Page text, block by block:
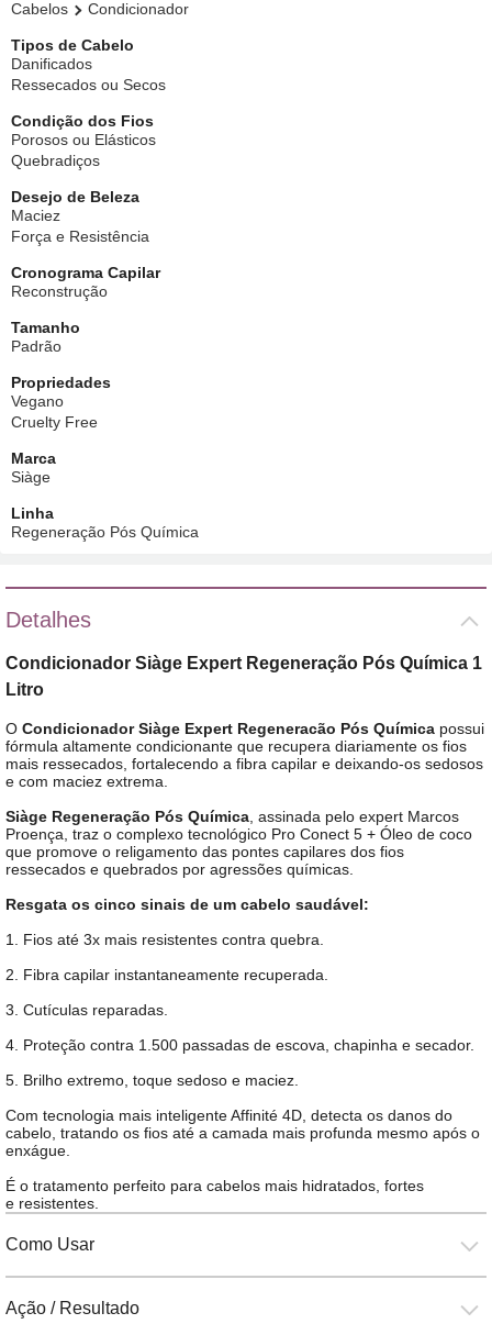
Cabelos
Condicionador
Tipos de Cabelo
Danificados
Ressecados ou Secos
Condição dos Fios
Porosos ou Elásticos
Quebradiços
Desejo de Beleza
Maciez
Força e Resistência
Cronograma Capilar
Reconstrução
Tamanho
Padrão
Propriedades
Vegano
Cruelty Free
Marca
Siàge
Linha
Regeneração Pós Química
Detalhes
Condicionador Siàge Expert Regeneração Pós Química 1
Litro
O Condicionador Siàge Expert Regeneracão Pós Química possui
fórmula altamente condicionante que recupera diariamente os fios
mais ressecados, fortalecendo a fibra capilar e deixando-os sedosos
e com maciez extrema.
Siàge Regeneração Pós Química , assinada pelo expert Marcos
Proença, traz o complexo tecnológico Pro Conect 5 + Óleo de coco
que promove o religamento das pontes capilares dos fios
ressecados e quebrados por agressões químicas.
Resgata os cinco sinais de um cabelo saudável:
1. Fios até 3x mais resistentes contra quebra.
2. Fibra capilar instantaneamente recuperada.
3. Cutículas reparadas.
4. Proteção contra 1.500 passadas de escova, chapinha e secador.
5. Brilho extremo, toque sedoso e maciez.
Com tecnologia mais inteligente Affinité 4D, detecta os danos do
cabelo, tratando os fios até a camada mais profunda mesmo após o
enxágue.
É o tratamento perfeito para cabelos mais hidratados, fortes
e resistentes.
Como Usar
Ação / Resultado